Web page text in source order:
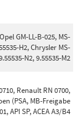
GM-LL-B-025, MS-
H2, Chrysler MS-
N2, 9.55535-M2
Renault RN 0700,
(PSA, MB-Freigabe
API SP, ACEA A3/B4